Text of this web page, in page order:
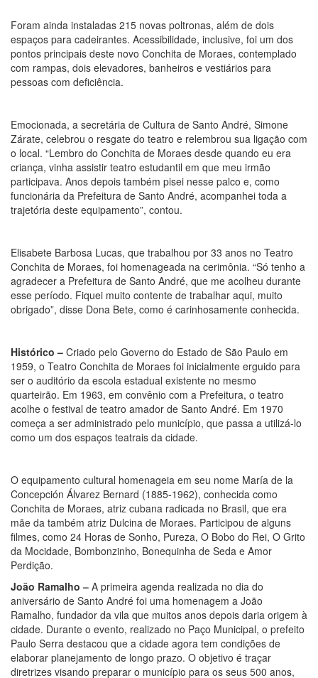
Foram ainda instaladas 215 novas poltronas, além de dois
espaços para cadeirantes. Acessibilidade, inclusive, foi um dos
pontos principais deste novo Conchita de Moraes, contemplado
com rampas, dois elevadores, banheiros e vestiários para
pessoas com deficiência.
Emocionada, a secretária de Cultura de Santo André, Simone
Zárate, celebrou o resgate do teatro e relembrou sua ligação com
o local. “Lembro do Conchita de Moraes desde quando eu era
criança, vinha assistir teatro estudantil em que meu irmão
participava. Anos depois também pisei nesse palco e, como
funcionária da Prefeitura de Santo André, acompanhei toda a
trajetória deste equipamento”, contou.
Elisabete Barbosa Lucas, que trabalhou por 33 anos no Teatro
Conchita de Moraes, foi homenageada na cerimônia. “Só tenho a
agradecer a Prefeitura de Santo André, que me acolheu durante
esse período. Fiquei muito contente de trabalhar aqui, muito
obrigado”, disse Dona Bete, como é carinhosamente conhecida.
Histórico – Criado pelo Governo do Estado de São Paulo em
1959, o Teatro Conchita de Moraes foi inicialmente erguido para
ser o auditório da escola estadual existente no mesmo
quarteirão. Em 1963, em convênio com a Prefeitura, o teatro
acolhe o festival de teatro amador de Santo André. Em 1970
começa a ser administrado pelo município, que passa a utilizá-lo
como um dos espaços teatrais da cidade.
O equipamento cultural homenageia em seu nome María de la
Concepción Álvarez Bernard (1885-1962), conhecida como
Conchita de Moraes, atriz cubana radicada no Brasil, que era
mãe da também atriz Dulcina de Moraes. Participou de alguns
filmes, como 24 Horas de Sonho, Pureza, O Bobo do Rei, O Grito
da Mocidade, Bombonzinho, Bonequinha de Seda e Amor
Perdição.
João Ramalho – A primeira agenda realizada no dia do
aniversário de Santo André foi uma homenagem a João
Ramalho, fundador da vila que muitos anos depois daria origem à
cidade. Durante o evento, realizado no Paço Municipal, o prefeito
Paulo Serra destacou que a cidade agora tem condições de
elaborar planejamento de longo prazo. O objetivo é traçar
diretrizes visando preparar o município para os seus 500 anos,